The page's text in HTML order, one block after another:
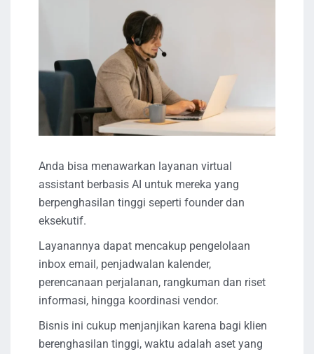
Anda bisa menawarkan layanan virtual
assistant berbasis AI untuk mereka yang
berpenghasilan tinggi seperti founder dan
eksekutif.
Layanannya dapat mencakup pengelolaan
inbox email, penjadwalan kalender,
perencanaan perjalanan, rangkuman dan riset
informasi, hingga koordinasi vendor.
Bisnis ini cukup menjanjikan karena bagi klien
berenghasilan tinggi, waktu adalah aset yang